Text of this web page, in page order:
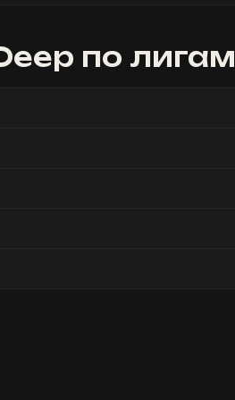
по лигам